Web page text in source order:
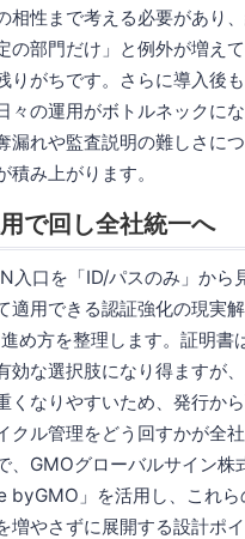
相性まで考える必要があり
の部門だけ」と例外が増え
りがちです。さらに導入後も
々の運用がボトルネックに
漏れや監査説明の難しさに
み上がります。
で回し全社統一へ
入口を「ID/パスのみ」から
適用できる認証強化の現実
め方を整理します。証明書
効な選択肢になり得ますが
くなりやすいため、発行か
クル管理をどう回すかが全
、GMOグローバルサイン株
byGMO」を活用し、これ
増やさずに展開する設計ポイ